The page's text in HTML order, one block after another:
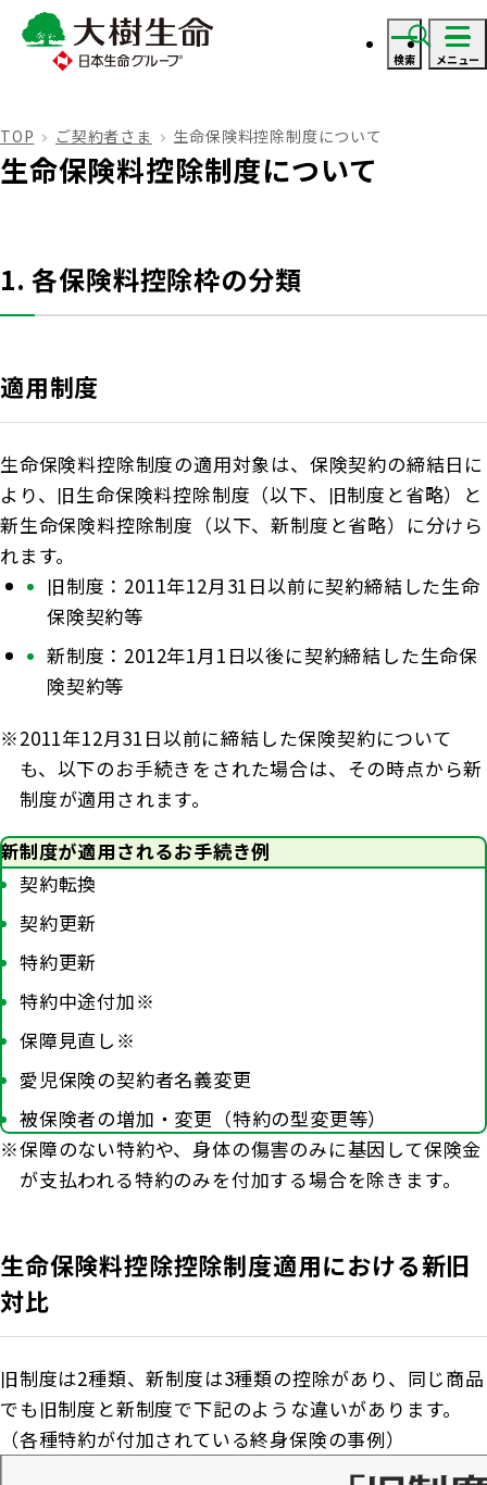
検索 メニュー
資料・見積り請求
お手続きのご案内
保険金・給付金のお支払いについて
契約内容の確認・変更
書類の再発行
満期保険金などのご請求
資金の引出し
保険料の払込み・貸付金のご返済
その他のお手続き
外貨建保険の円換算レートについて
諸利率のお知らせ
お客さま宛通知「大樹生命からのお知ら
せ」について
生命保険料控除制度について
Web版「ご契約のしおり－約款」
商品を選ぶ
探してみよう！あなたにぴったりな保険
生命保険商品一覧
損害保険商品
生命保険について知る
大樹あんしんナビゲーター
法人のお客さま
法人のお客さま トップ
各都道府県中小企業団体中央会の会員の
皆さま
福利厚生制度関連
ガイドブック「団体保険における保険金・給付金
のご請求手続きとお支払いについて」
各種照会・お手続きサービス）
団体年金制度関連
団体年金制度
団体年金運用商品
確定給付企業年金オンラインサービス（CPBS）
企業年金の事務再委託先変更について（契約者さ
ま専用サイト）
企業保険特別勘定運用実績照会サービス
知る・楽しむ
知る・楽しむ トップ
大樹生命ブログ
公的保障試算ツール
相続税シミュレーション
教育費シミュレーター
健康について知る
長生き診断
体内環境チェック
認知症について知る
大樹の認知症サポートサービス
認知症コラム
今月の九星マネー占い
大樹らいふ倶楽部紹介
大樹生命について
大樹生命について トップ
トップメッセージ
会社情報
業績案内
お客さま本位の業務運営
サステナビリティ経営
機関投資家としての役割
大樹生命 CM紹介
採用情報
よくある質問 お問合せ
TOP ご契約者さま 生命保険料控除制度について
生命保険料控除制度について
1. 各保険料控除枠の分類
適用制度
生命保険料控除制度の適用対象は、保険契約の締結日に
より、旧生命保険料控除制度（以下、旧制度と省略）と
新生命保険料控除制度（以下、新制度と省略）に分けら
れます。
旧制度：2011年12月31日以前に契約締結した生命
保険契約等
新制度：2012年1月1日以後に契約締結した生命保
険契約等
2011年12月31日以前に締結した保険契約について
も、以下のお手続きをされた場合は、その時点から新
制度が適用されます。
新制度が適用されるお手続き例
契約転換
契約更新
特約更新
特約中途付加※
保障見直し※
愛児保険の契約者名義変更
被保険者の増加・変更（特約の型変更等）
保障のない特約や、身体の傷害のみに基因して保険金
が支払われる特約のみを付加する場合を除きます。
生命保険料控除控除制度適用における新旧
対比
旧制度は2種類、新制度は3種類の控除があり、同じ商品
でも旧制度と新制度で下記のような違いがあります。
（各種特約が付加されている終身保険の事例）